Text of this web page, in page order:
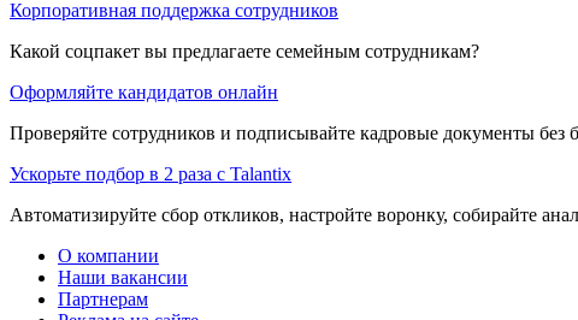
Корпоративная поддержка сотрудников
Какой соцпакет вы предлагаете семейным сотрудникам?
Оформляйте кандидатов онлайн
Проверяйте сотрудников и подписывайте кадровые документы без
Ускорьте подбор в 2 раза с Talantix
Автоматизируйте сбор откликов, настройте воронку, собирайте
О компании
Наши вакансии
Партнерам